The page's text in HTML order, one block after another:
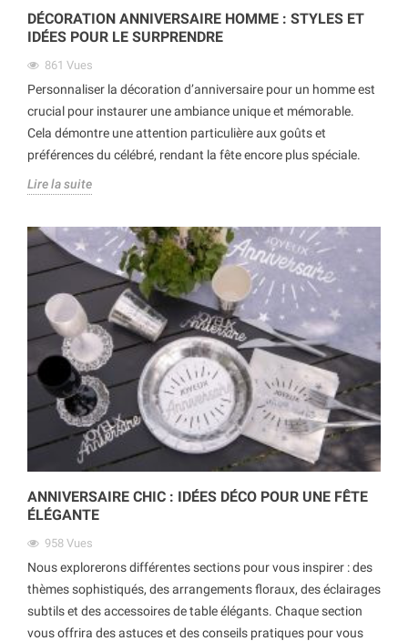
DÉCORATION ANNIVERSAIRE HOMME : STYLES ET
IDÉES POUR LE SURPRENDRE
861 Vues
Personnaliser la décoration d’anniversaire pour un homme est
crucial pour instaurer une ambiance unique et mémorable.
Cela démontre une attention particulière aux goûts et
préférences du célébré, rendant la fête encore plus spéciale.
Lire la suite
ANNIVERSAIRE CHIC : IDÉES DÉCO POUR UNE FÊTE
ÉLÉGANTE
958 Vues
Nous explorerons différentes sections pour vous inspirer : des
thèmes sophistiqués, des arrangements floraux, des éclairages
subtils et des accessoires de table élégants. Chaque section
vous offrira des astuces et des conseils pratiques pour vous